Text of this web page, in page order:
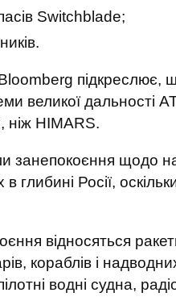
Switchblade;
підкреслює,
великої дальності
ніж HIMARS.
занепокоєння щодо
глибині Росії,
відносяться
кораблів і
водні судна,